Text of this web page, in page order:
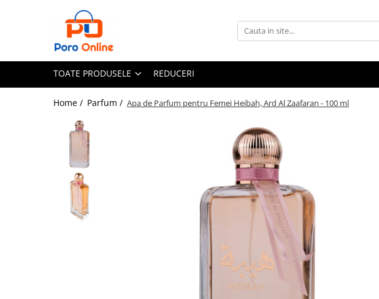
Toate Produsele
Parfum Unisex
Parfumuri Arabesti
Parfum tip fiola
TOATE PRODUSELE REDUCERI
Home / Parfum / Apa de Parfum pentru Femei Heibah, Ard Al Zaafaran - 100 ml